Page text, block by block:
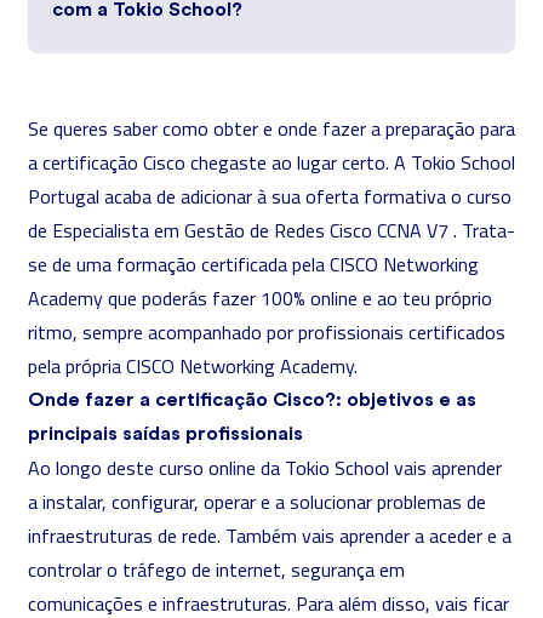
com a Tokio School?
Se queres saber como obter e onde fazer a preparação para
a certificação Cisco chegaste ao lugar certo. A Tokio School
Portugal acaba de adicionar à sua oferta formativa o curso
de Especialista em Gestão de Redes Cisco CCNA V7 . Trata-
se de uma formação certificada pela CISCO Networking
Academy que poderás fazer 100% online e ao teu próprio
ritmo, sempre acompanhado por profissionais certificados
pela própria CISCO Networking Academy.
Onde fazer a certificação Cisco?: objetivos e as
principais saídas profissionais
Ao longo deste curso online da Tokio School vais aprender
a instalar, configurar, operar e a solucionar problemas de
infraestruturas de rede. Também vais aprender a aceder e a
controlar o tráfego de internet, segurança em
comunicações e infraestruturas. Para além disso, vais ficar